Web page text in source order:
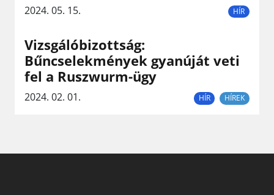
2024. 05. 15. HÍR
Vizsgálóbizottság:
Bűncselekmények gyanúját veti
fel a Ruszwurm-ügy
2024. 02. 01. HÍR HÍREK